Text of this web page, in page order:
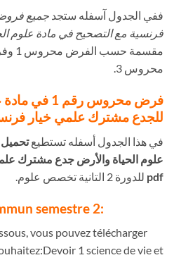
ففي الجدول آسفله ستجد جميع
فرنسية مع التصحيح في مادة علوم
محروس 3.
فرض محروس
للجدع مشترك علمي خيار
في هذا الجدول أسفله تستطيع
علوم الحياة والأرض جدع مشترك
pdf للدورة 2 التانية تخصص علوم.
:Devoir 1 Svt tronc commun semestre 2
vous pouvez télécharger
Devoir 1 science de vie et